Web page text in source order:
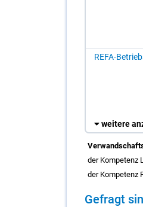
REFA-
weitere
der Kompetenz
der Kompetenz
Ge­fragt